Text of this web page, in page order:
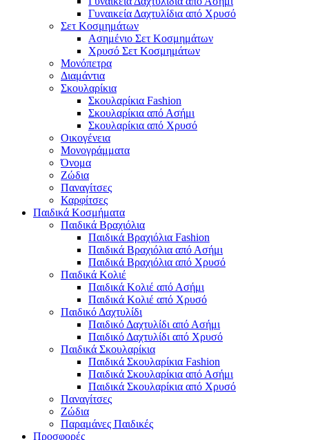
Γυναικεία Δαχτυλίδια από Χρυσό
Σετ Κοσμημάτων
Ασημένιο Σετ Κοσμημάτων
Χρυσό Σετ Κοσμημάτων
Μονόπετρα
Διαμάντια
Σκουλαρίκια
Σκουλαρίκια Fashion
Σκουλαρίκια από Ασήμι
Σκουλαρίκια από Χρυσό
Οικογένεια
Μονογράμματα
Όνομα
Ζώδια
Παναγίτσες
Καρφίτσες
Παιδικά Κοσμήματα
Παιδικά Βραχιόλια
Παιδικά Βραχιόλια Fashion
Παιδικά Βραχιόλια από Ασήμι
Παιδικά Βραχιόλια από Χρυσό
Παιδικά Κολιέ
Παιδικά Κολιέ από Ασήμι
Παιδικά Κολιέ από Χρυσό
Παιδικό Δαχτυλίδι
Παιδικό Δαχτυλίδι από Ασήμι
Παιδικό Δαχτυλίδι από Χρυσό
Παιδικά Σκουλαρίκια
Παιδικά Σκουλαρίκια Fashion
Παιδικά Σκουλαρίκια από Ασήμι
Παιδικά Σκουλαρίκια από Χρυσό
Παναγίτσες
Ζώδια
Παραμάνες Παιδικές
Προσφορές